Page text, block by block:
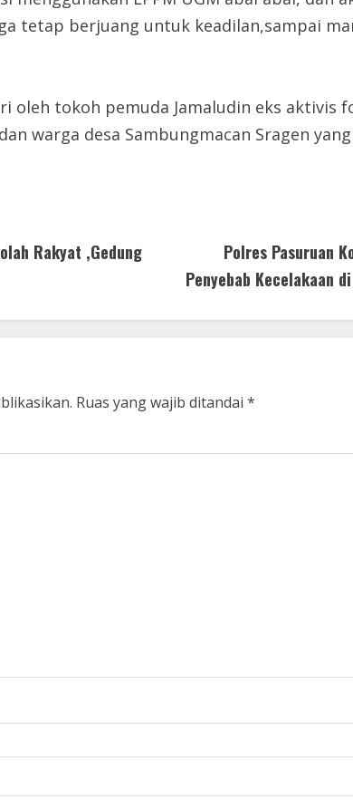
tetap berjuang untuk keadilan,sampai
oleh tokoh pemuda Jamaludin eks aktivis
warga desa Sambungmacan Sragen
Rakyat ,Gedung
Polres Pasuruan
Penyebab Kecelakaan
Ruas yang wajib ditandai *